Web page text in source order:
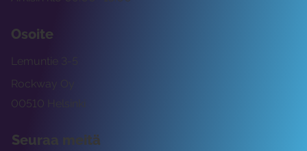
Osoite
Rockway Oy
Lemuntie 3-5
00510 Helsinki
Seuraa meitä